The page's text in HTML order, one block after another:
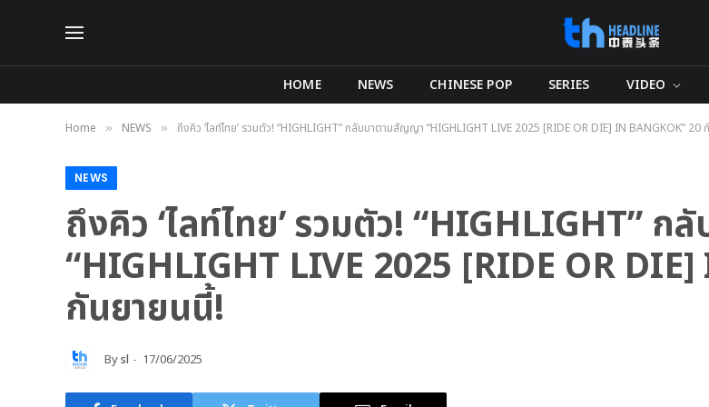
HOME NEWS CHINESE POP SERIES VIDEO
Home » NEWS » ถึงคิว ‘ไลท์ไทย’ รวมตัว! “HIGHLIGHT” กลับมาตามสัญญา “HIGHLIGHT LIVE 2025 [RIDE OR DIE] IN BANGKOK” 20
NEWS
ถึงคิว ‘ไลท์ไทย’ รวมตัว! “HIGHLIGHT”
“HIGHLIGHT LIVE 2025 [RIDE OR
กันยายนนี้!
Bysl 17/06/2025